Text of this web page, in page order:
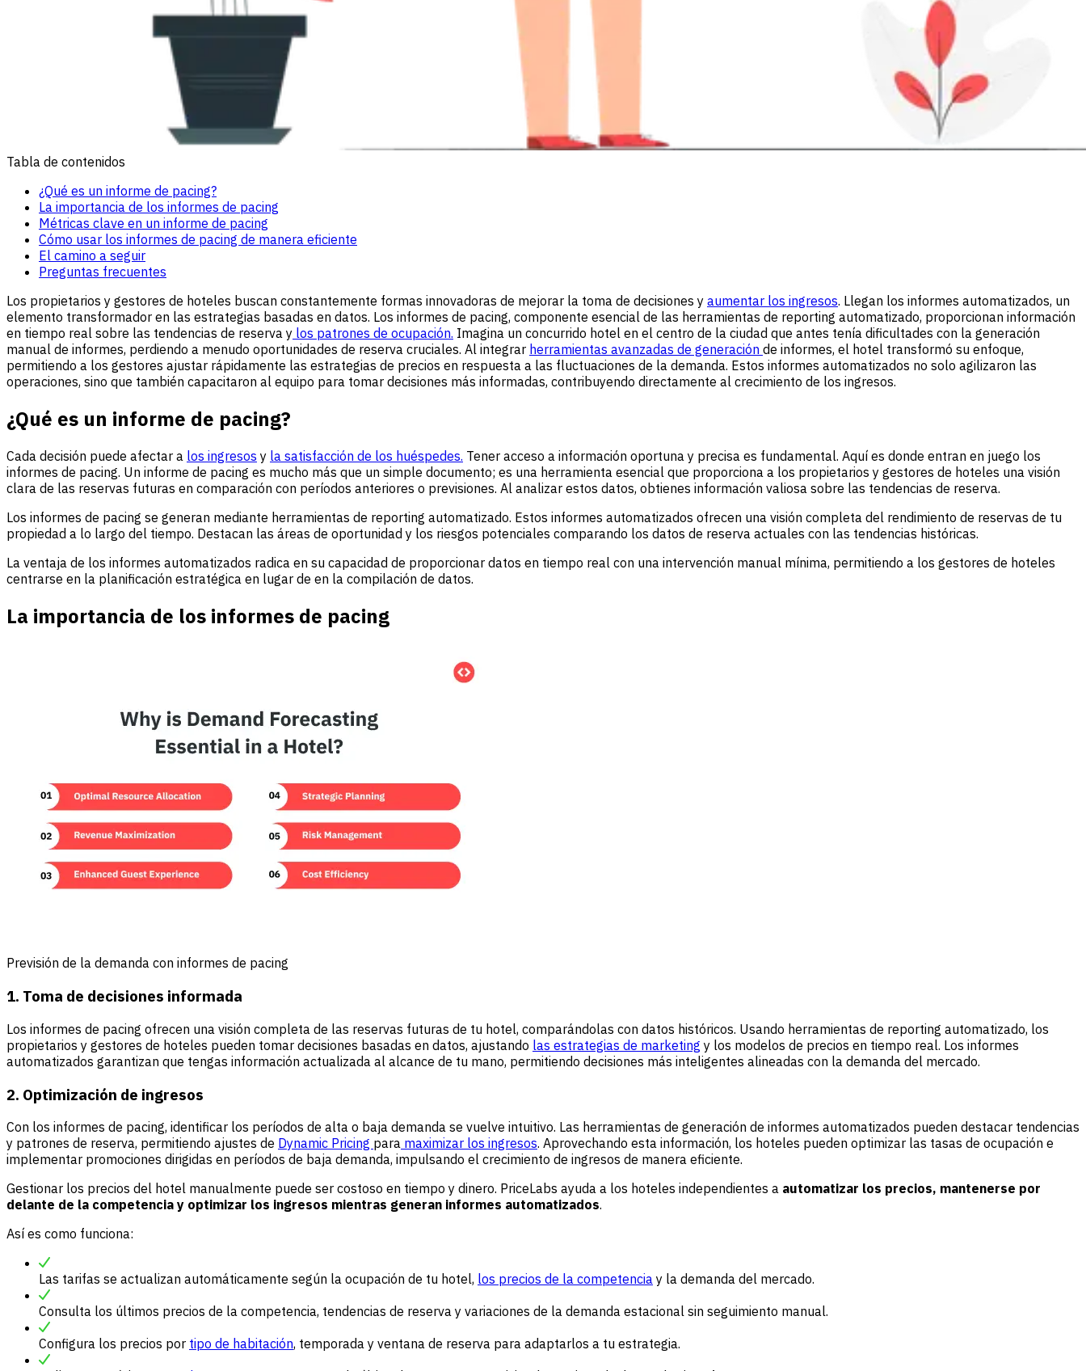
Tabla de contenidos
¿Qué es un informe de pacing?
La importancia de los informes de pacing
Métricas clave en un informe de pacing
Cómo usar los informes de pacing de manera eficiente
El camino a seguir
Preguntas frecuentes
Los propietarios y gestores de hoteles buscan constantemente formas innovadoras de mejorar la toma de decisiones y aumentar los ingresos. Llegan los informes automatizados, un
elemento transformador en las estrategias basadas en datos. Los informes de pacing, componente esencial de las herramientas de reporting automatizado, proporcionan información
en tiempo real sobre las tendencias de reserva y los patrones de ocupación. Imagina un concurrido hotel en el centro de la ciudad que antes tenía dificultades con la generación
manual de informes, perdiendo a menudo oportunidades de reserva cruciales. Al integrar herramientas avanzadas de generación de informes, el hotel transformó su enfoque,
permitiendo a los gestores ajustar rápidamente las estrategias de precios en respuesta a las fluctuaciones de la demanda. Estos informes automatizados no solo agilizaron las
operaciones, sino que también capacitaron al equipo para tomar decisiones más informadas, contribuyendo directamente al crecimiento de los ingresos.
¿Qué es un informe de pacing?
Cada decisión puede afectar a los ingresos y la satisfacción de los huéspedes. Tener acceso a información oportuna y precisa es fundamental. Aquí es donde entran en juego los
informes de pacing. Un informe de pacing es mucho más que un simple documento; es una herramienta esencial que proporciona a los propietarios y gestores de hoteles una visión
clara de las reservas futuras en comparación con períodos anteriores o previsiones. Al analizar estos datos, obtienes información valiosa sobre las tendencias de reserva.
Los informes de pacing se generan mediante herramientas de reporting automatizado. Estos informes automatizados ofrecen una visión completa del rendimiento de reservas de tu
propiedad a lo largo del tiempo. Destacan las áreas de oportunidad y los riesgos potenciales comparando los datos de reserva actuales con las tendencias históricas.
La ventaja de los informes automatizados radica en su capacidad de proporcionar datos en tiempo real con una intervención manual mínima, permitiendo a los gestores de hoteles
centrarse en la planificación estratégica en lugar de en la compilación de datos.
La importancia de los informes de pacing
Previsión de la demanda con informes de pacing
1. Toma de decisiones informada
Los informes de pacing ofrecen una visión completa de las reservas futuras de tu hotel, comparándolas con datos históricos. Usando herramientas de reporting automatizado, los
propietarios y gestores de hoteles pueden tomar decisiones basadas en datos, ajustando las estrategias de marketing y los modelos de precios en tiempo real. Los informes
automatizados garantizan que tengas información actualizada al alcance de tu mano, permitiendo decisiones más inteligentes alineadas con la demanda del mercado.
2. Optimización de ingresos
Con los informes de pacing, identificar los períodos de alta o baja demanda se vuelve intuitivo. Las herramientas de generación de informes automatizados pueden destacar tendencias
y patrones de reserva, permitiendo ajustes de Dynamic Pricing para maximizar los ingresos. Aprovechando esta información, los hoteles pueden optimizar las tasas de ocupación e
implementar promociones dirigidas en períodos de baja demanda, impulsando el crecimiento de ingresos de manera eficiente.
Gestionar los precios del hotel manualmente puede ser costoso en tiempo y dinero. PriceLabs ayuda a los hoteles independientes a automatizar los precios, mantenerse por
delante de la competencia y optimizar los ingresos mientras generan informes automatizados.
Así es como funciona:
Las tarifas se actualizan automáticamente según la ocupación de tu hotel, los precios de la competencia y la demanda del mercado.
Consulta los últimos precios de la competencia, tendencias de reserva y variaciones de la demanda estacional sin seguimiento manual.
Configura los precios por tipo de habitación, temporada y ventana de reserva para adaptarlos a tu estrategia.